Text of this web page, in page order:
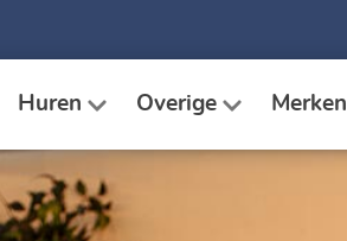
Huren Overige Merken